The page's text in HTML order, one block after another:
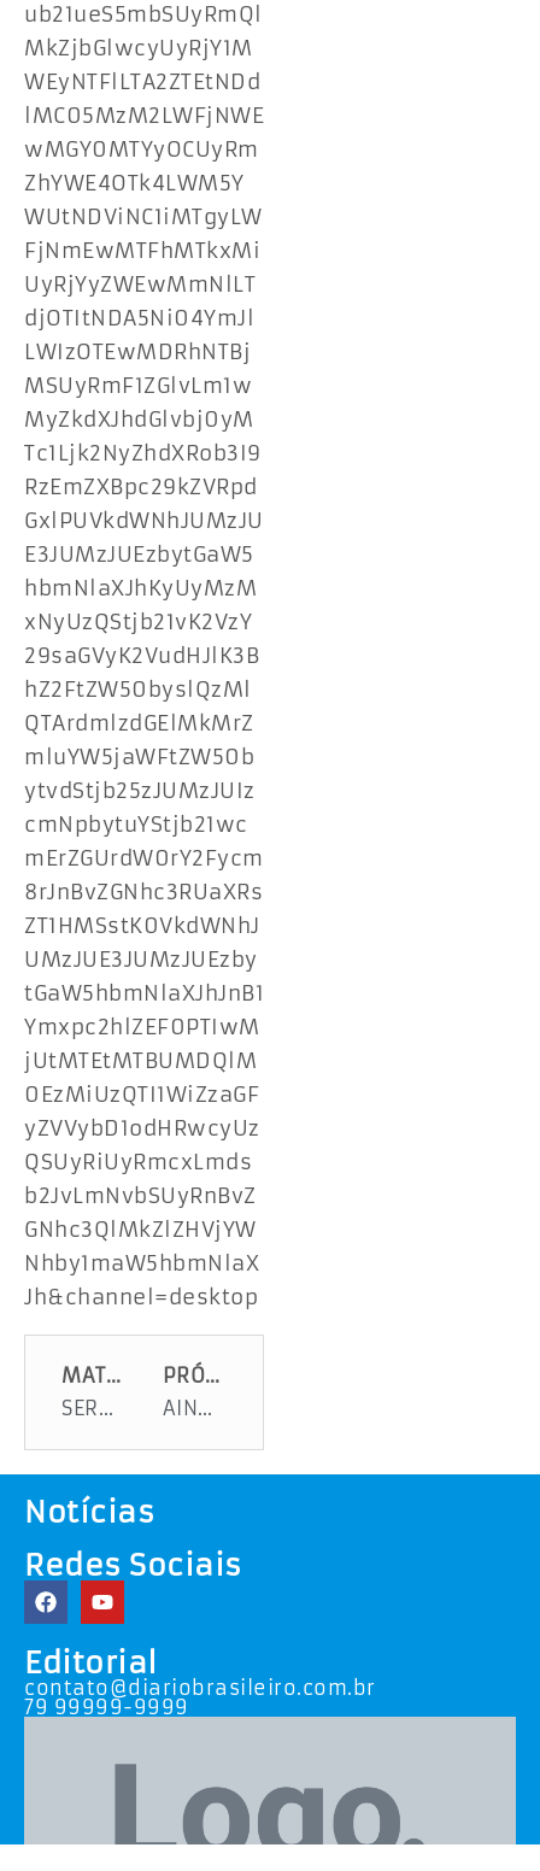
ub21ueS5mbSUyRmQl
MkZjbGlwcyUyRjY1M
WEyNTFlLTA2ZTEtNDd
lMC05MzM2LWFjNWE
wMGY0MTYyOCUyRm
ZhYWE4OTk4LWM5Y
WUtNDViNC1iMTgyLW
FjNmEwMTFhMTkxMi
UyRjYyZWEwMmNlLT
djOTItNDA5Ni04YmJl
LWIzOTEwMDRhNTBj
MSUyRmF1ZGlvLm1w
MyZkdXJhdGlvbj0yM
Tc1Ljk2NyZhdXRob3I9
RzEmZXBpc29kZVRpd
GxlPUVkdWNhJUMzJU
E3JUMzJUEzbytGaW5
hbmNlaXJhKyUyMzM
xNyUzQStjb21vK2VzY
29saGVyK2VudHJlK3B
hZ2FtZW50byslQzMl
QTArdmlzdGElMkMrZ
mluYW5jaWFtZW50b
ytvdStjb25zJUMzJUIz
cmNpbytuYStjb21wc
mErZGUrdW0rY2Fycm
8rJnBvZGNhc3RUaXRs
ZT1HMSstK0VkdWNhJ
UMzJUE3JUMzJUEzby
tGaW5hbmNlaXJhJnB1
Ymxpc2hlZEF0PTIwM
jUtMTEtMTBUMDQlM
0EzMiUzQTI1WiZzaGF
yZVVybD1odHRwcyUz
QSUyRiUyRmcxLmds
b2JvLmNvbSUyRnBvZ
GNhc3QlMkZlZHVjYW
Nhby1maW5hbmNlaX
Jh&channel=desktop
MATÉRIA ANTERIOR
SERGIPE MOSTRA COMO SE FAZ CARNAVAL PARA TODOS
PRÓXIMA MATÉRIA
AINDA TEM CARNAVAL NO RASGADINHO !!!VENHA
Notícias
Redes Sociais
Editorial
contato@diariobrasileiro.com.br
79 99999-9999